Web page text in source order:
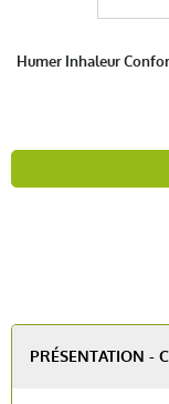
Humer Inhaleur
PRÉSENTATION -